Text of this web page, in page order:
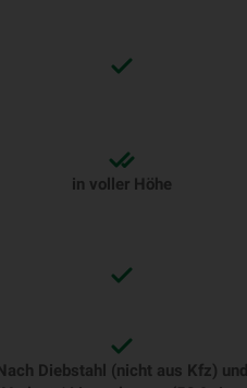
in voller Höhe
Diebstahl (nicht aus Kfz) und